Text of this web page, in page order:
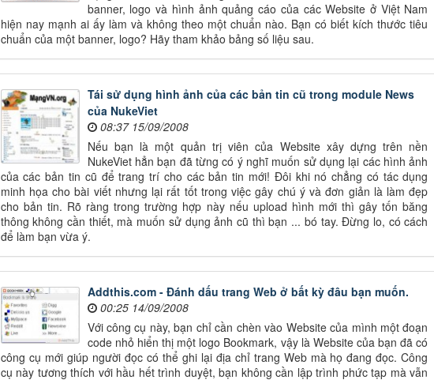
banner, logo và hình ảnh quảng cáo của các Website ở Việt Nam
hiện nay mạnh ai ấy làm và không theo một chuẩn nào. Bạn có biết kích thước tiêu
chuẩn của một banner, logo? Hãy tham khảo bảng số liệu sau.
Tái sử dụng hình ảnh của các bản tin cũ trong module News
của NukeViet
08:37 15/09/2008
Nếu bạn là một quản trị viên của Website xây dựng trên nền
NukeViet hẳn bạn đã từng có ý nghĩ muốn sử dụng lại các hình ảnh
của các bản tin cũ để trang trí cho các bản tin mới! Đôi khi nó chẳng có tác dụng
minh họa cho bài viết nhưng lại rất tốt trong việc gây chú ý và đơn giản là làm đẹp
cho bản tin. Rõ ràng trong trường hợp này nếu upload hình mới thì gây tốn băng
thông không cần thiết, mà muốn sử dụng ảnh cũ thì bạn ... bó tay. Đừng lo, có cách
để làm bạn vừa ý.
Addthis.com - Đánh dấu trang Web ở bất kỳ đâu bạn muốn.
00:25 14/09/2008
Với công cụ này, bạn chỉ cần chèn vào Website của mình một đoạn
code nhỏ hiển thị một logo Bookmark, vậy là Website của bạn đã có
công cụ mới giúp người đọc có thể ghi lại địa chỉ trang Web mà họ đang đọc. Công
cụ này tương thích với hầu hết trình duyệt, bạn không cần lập trình phức tạp mà vẫn